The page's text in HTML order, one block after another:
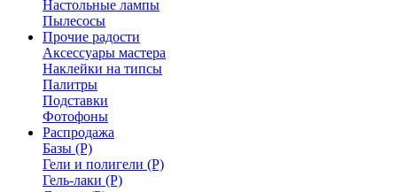
Настольные лампы
Пылесосы
Прочие радости
Аксессуары мастера
Наклейки на типсы
Палитры
Подставки
Фотофоны
Распродажа
Базы (Р)
Гели и полигели (Р)
Гель-лаки (Р)